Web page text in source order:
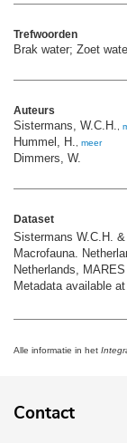
Trefwoorden
Brak water; Zoet
Auteurs
Sistermans, W.C.H.
Hummel, H. meer
Dimmers, W.
Dataset
Sistermans W.C.H.
Macrofauna.
Netherlands,
Metadata available
Alle informatie in het
Contact